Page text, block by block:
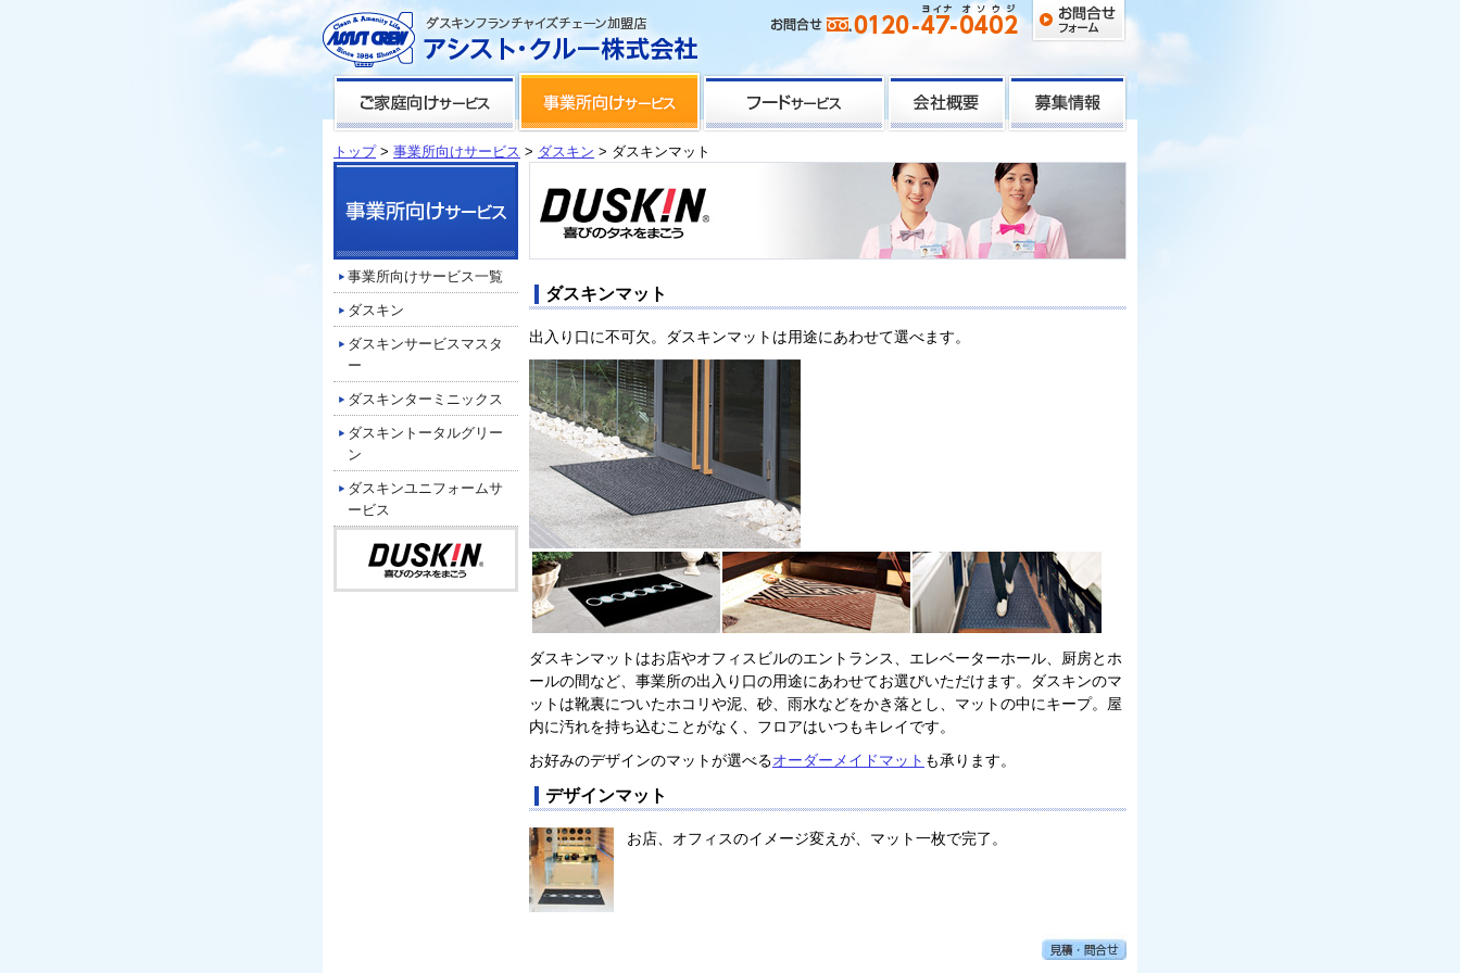
トップ> 事業所向けサービス > ダスキン > ダスキンマット
事業所向けサービス一覧
ダスキン
ダスキンサービスマスタ
ー
ダスキンターミニックス
ダスキントータルグリー
ン
ダスキンユニフォームサ
ービス
ダスキンマット
出入り口に不可欠。ダスキンマットは用途にあわせて選べます。
ダスキンマットはお店やオフィスビルのエントランス、エレベーターホール、厨房とホ
ールの間など、事業所の出入り口の用途にあわせてお選びいただけます。ダスキンのマ
ットは靴裏についたホコリや泥、砂、雨水などをかき落とし、マットの中にキープ。屋
内に汚れを持ち込むことがなく、フロアはいつもキレイです。
お好みのデザインのマットが選べるオーダーメイドマット も承ります。
デザインマット
お店、オフィスのイメージ変えが、マット一枚で完了。